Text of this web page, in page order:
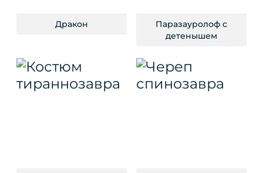
Дракон
Паразауролоф с
детенышем